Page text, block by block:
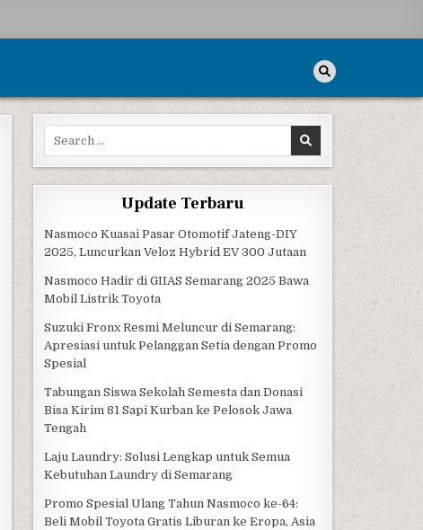
Search for:
Update Terbaru
Nasmoco Kuasai Pasar Otomotif Jateng-DIY
2025, Luncurkan Veloz Hybrid EV 300 Jutaan
Nasmoco Hadir di GIIAS Semarang 2025 Bawa
Mobil Listrik Toyota
Suzuki Fronx Resmi Meluncur di Semarang:
Apresiasi untuk Pelanggan Setia dengan Promo
Spesial
Tabungan Siswa Sekolah Semesta dan Donasi
Bisa Kirim 81 Sapi Kurban ke Pelosok Jawa
Tengah
Laju Laundry: Solusi Lengkap untuk Semua
Kebutuhan Laundry di Semarang
Promo Spesial Ulang Tahun Nasmoco ke-64:
Beli Mobil Toyota Gratis Liburan ke Eropa, Asia